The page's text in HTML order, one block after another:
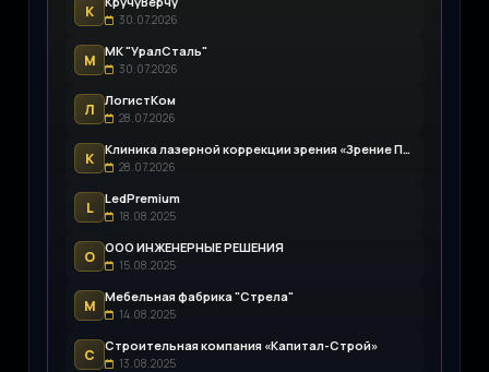
К 30.07.2026
М
МК "УралСталь"
30.07.2026
Л
ЛогистКом
28.07.2026
К
Клиника лазерной коррекции зрения «Зрение Пенза»
28.07.2026
L
LedPremium
18.08.2025
О
ООО ИНЖЕНЕРНЫЕ РЕШЕНИЯ
15.08.2025
М
Мебельная фабрика "Стрела"
14.08.2025
С
Строительная компания «Капитал-Строй»
13.08.2025